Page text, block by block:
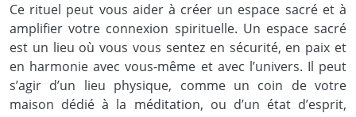
Ce rituel peut vous aider à créer un espace sacré et à
amplifier votre connexion spirituelle. Un espace sacré
est un lieu où vous vous sentez en sécurité, en paix et
en harmonie avec vous-même et avec l’univers. Il peut
s’agir d’un lieu physique, comme un coin de votre
maison dédié à la méditation, ou d’un état d’esprit,